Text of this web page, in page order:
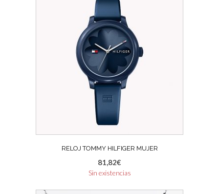
RELOJ TOMMY HILFIGER MUJER
81,82€
Sin existencias